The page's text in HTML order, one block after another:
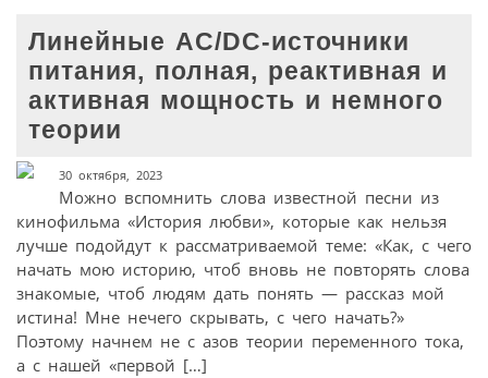
Линейные AC/DC-источники
питания, полная, реактивная и
активная мощность и немного
теории
30 октября, 2023
Можно вспомнить слова известной песни из
кинофильма «История любви», которые как нельзя
лучше подойдут к рассматриваемой теме: «Как, с чего
начать мою историю, чтоб вновь не повторять слова
знакомые, чтоб людям дать понять — рассказ мой
истина! Мне нечего скрывать, с чего начать?»
Поэтому начнем не с азов теории переменного тока,
а с нашей «первой […]